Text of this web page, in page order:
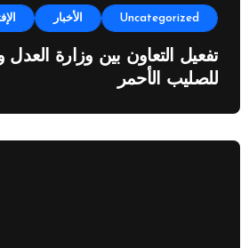
Uncategorized الأخبار
تفعيل التعاون بين وزارة العدل
للصليب الأحمر